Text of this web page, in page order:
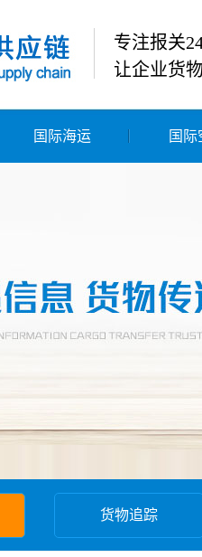
专注报关
让企业货
国际海运 国际
货物追踪